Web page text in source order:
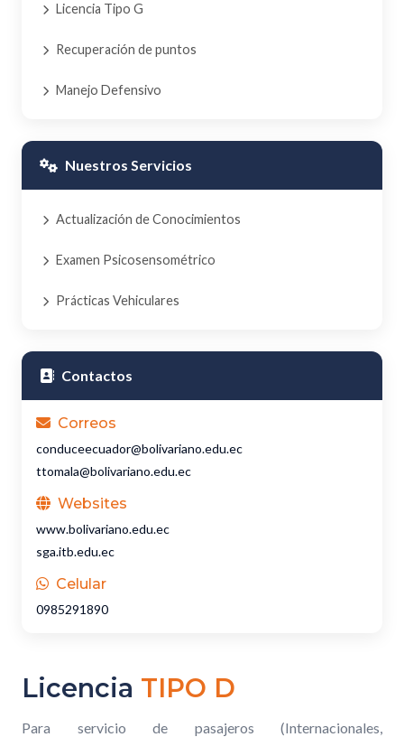
Licencia Tipo G
Recuperación de puntos
Manejo Defensivo
Nuestros Servicios
Actualización de Conocimientos
Examen Psicosensométrico
Prácticas Vehiculares
Contactos
Correos
conduceecuador@bolivariano.edu.ec
ttomala@bolivariano.edu.ec
Websites
www.bolivariano.edu.ec
sga.itb.edu.ec
Celular
0985291890
Licencia TIPO D
Para servicio de pasajeros (Internacionales,